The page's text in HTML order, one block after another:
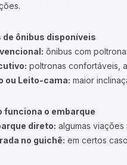
de ônibus disponíveis
ônibus com
poltronas confortáveis,
ou Leito-cama: maior
funciona o embarque
direto: algumas
no guichê: em certos